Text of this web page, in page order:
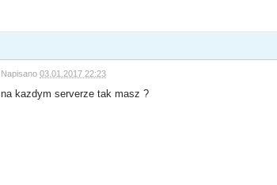
Napisano03.01.2017 22:23
na kazdym serverze tak masz ?